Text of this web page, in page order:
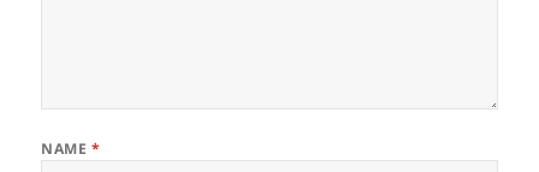
NAME *